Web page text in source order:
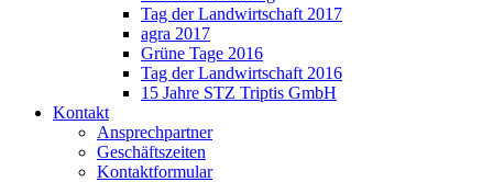
Tag der Landwirtschaft 2017
agra 2017
Grüne Tage 2016
Tag der Landwirtschaft 2016
15 Jahre STZ Triptis GmbH
Kontakt
Ansprechpartner
Geschäftszeiten
Kontaktformular